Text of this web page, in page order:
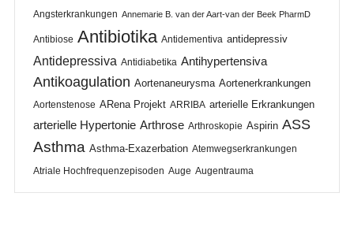
Angsterkrankungen Annemarie B. van der Aart-van der Beek PharmD
Antibiose Antibiotika Antidementiva antidepressiv
Antidepressiva Antidiabetika Antihypertensiva
Antikoagulation Aortenaneurysma Aortenerkrankungen
Aortenstenose ARena Projekt ARRIBA arterielle Erkrankungen
arterielle Hypertonie Arthrose Arthroskopie Aspirin ASS
Asthma Asthma-Exazerbation Atemwegserkrankungen
Atriale Hochfrequenzepisoden Auge Augentrauma